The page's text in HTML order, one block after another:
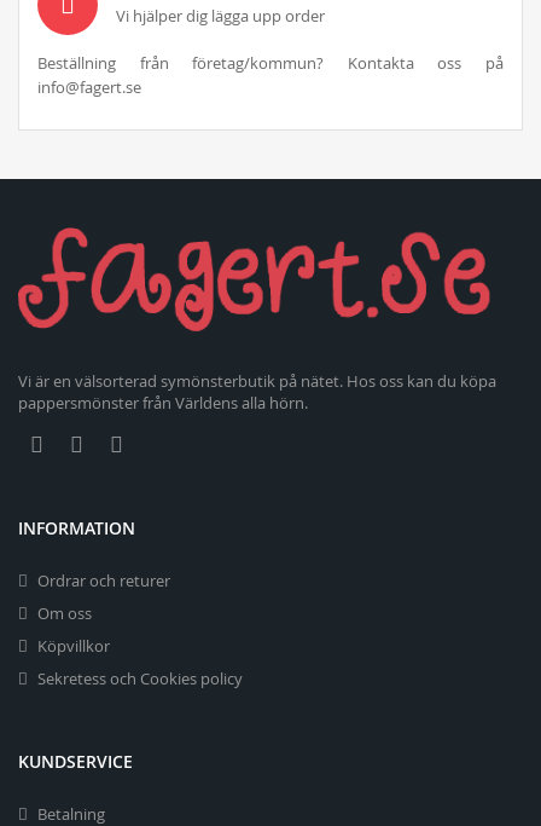
Vi hjälper dig lägga upp order
Beställning från företag/kommun? Kontakta oss på
info@fagert.se
Vi är en välsorterad symönsterbutik på nätet. Hos oss kan du köpa
pappersmönster från Världens alla hörn.
INFORMATION
Ordrar och returer
Om oss
Köpvillkor
Sekretess och Cookies policy
KUNDSERVICE
Betalning